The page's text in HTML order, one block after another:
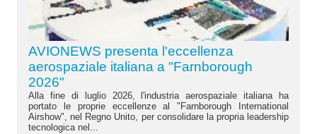
AVIONEWS presenta l'eccellenza
aerospaziale italiana a "Farnborough
2026"
Alla fine di luglio 2026, l'industria aerospaziale italiana ha
portato le proprie eccellenze al "Farnborough International
Airshow", nel Regno Unito, per consolidare la propria leadership
tecnologica nel...